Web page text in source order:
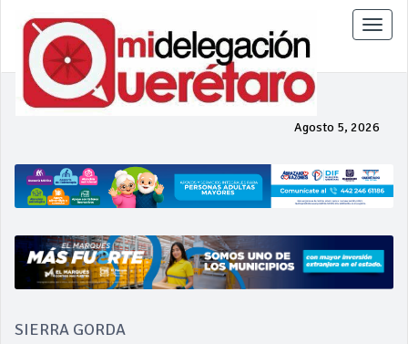
Toggle
Agosto 5, 2026
SIERRA GORDA